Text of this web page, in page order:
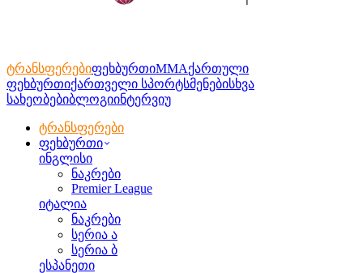
ტრანსფერებიფეხბურთიMMAქართული
ფეხბურთიქართველი სპორტსმენებისხვა
სახეობებიბლოგიინტერვიუ
ტრანსფერები
ფეხბურთი
ინგლისი
ნაკრები
Premier League
იტალია
ნაკრები
სერია ა
სერია ბ
ესპანეთი